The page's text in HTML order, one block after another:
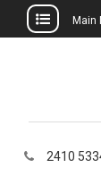
Main
2410